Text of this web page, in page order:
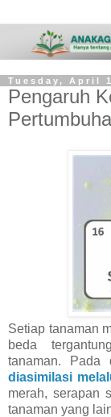
Tuesday, April
Pengaruh
Setiap tanaman
beda
tanaman. Pada
diasimilasi
merah, serapan
tanaman yang